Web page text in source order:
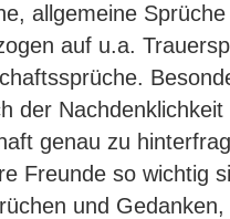
allgemeine
auf u.a.
der
genau zu
Freunde so wichtig
und